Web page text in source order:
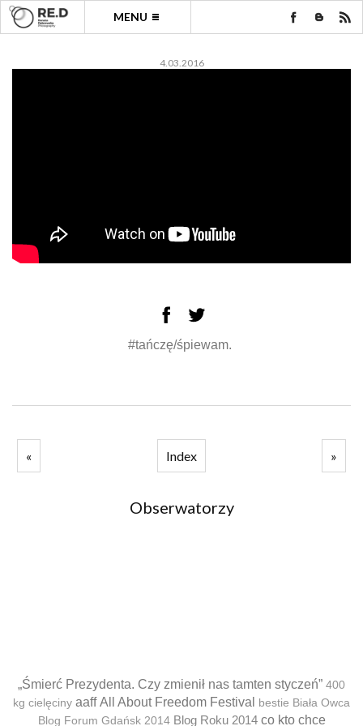
MENU
4.03.2016
#tańczę/śpiewam.
« Index »
Obserwatorzy
„Śmierć Prezydenta. Czy zmienił nas tamten styczeń” 400
kg cielęciny aaff All About Freedom Festival bestie Biała Owca
Blog Forum Gdańsk 2014 Blog Roku 2014 co kto chce